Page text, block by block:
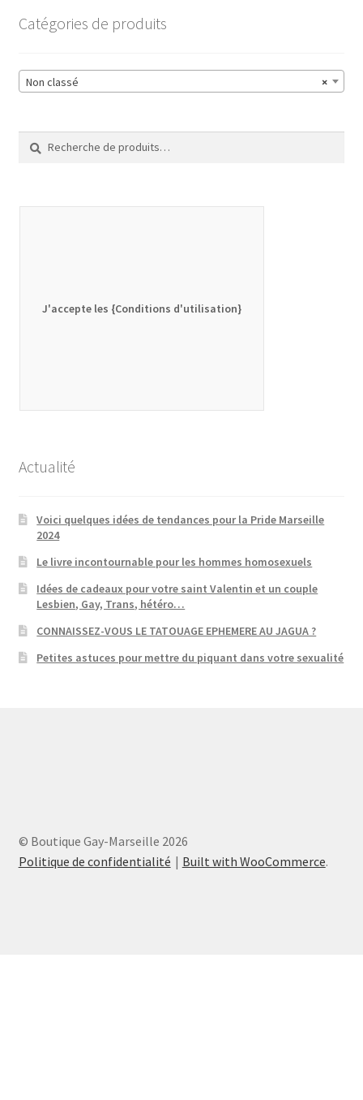
Catégories de produits
×
Non classé
Recherche
pour :
Recherche
J'accepte les {Conditions d'utilisation}
Actualité
Voici quelques idées de tendances pour la Pride Marseille
2024
Le livre incontournable pour les hommes homosexuels
Idées de cadeaux pour votre saint Valentin et un couple
Lesbien, Gay, Trans, hétéro…
CONNAISSEZ-VOUS LE TATOUAGE EPHEMERE AU JAGUA ?
Petites astuces pour mettre du piquant dans votre sexualité
© Boutique Gay-Marseille 2026
Politique de confidentialité
Built with WooCommerce.